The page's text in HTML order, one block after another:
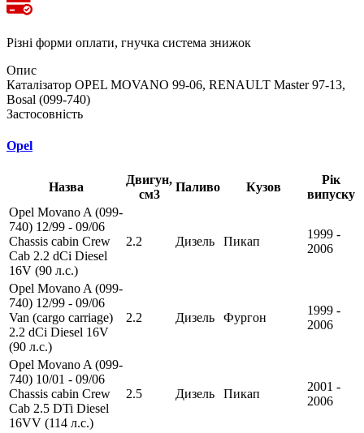
Різні форми оплати, гнучка система знижок
Опис
Каталізатор OPEL MOVANO 99-06, RENAULT Master 97-13,
Bosal (099-740)
Застосовність
Opel
Назва
Двигун,
см3
Паливо Кузов
Рік
випуску
Opel Movano A (099-
740) 12/99 - 09/06
Chassis cabin Crew
Cab 2.2 dCi Diesel
16V (90 л.с.)
2.2 Дизель Пикап
1999 -
2006
Opel Movano A (099-
740) 12/99 - 09/06
Van (cargo carriage)
2.2 dCi Diesel 16V
(90 л.с.)
2.2 Дизель Фургон
1999 -
2006
Opel Movano A (099-
740) 10/01 - 09/06
Chassis cabin Crew
Cab 2.5 DTi Diesel
16VV (114 л.с.)
2.5 Дизель Пикап
2001 -
2006